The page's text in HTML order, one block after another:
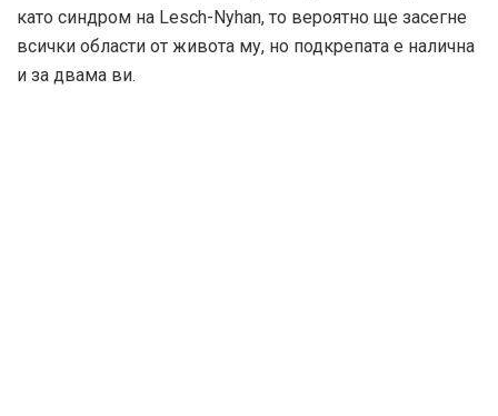
като синдром на Lesch-Nyhan, то вероятно ще засегне
всички области от живота му, но подкрепата е налична
и за двама ви.